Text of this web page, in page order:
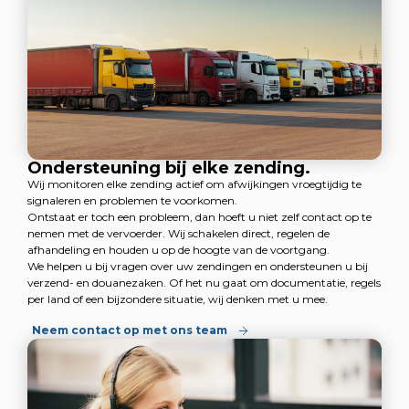
Ondersteuning bij elke zending.
Wij monitoren elke zending actief om afwijkingen vroegtijdig te
signaleren en problemen te voorkomen.
Ontstaat er toch een probleem, dan hoeft u niet zelf contact op te
nemen met de vervoerder. Wij schakelen direct, regelen de
afhandeling en houden u op de hoogte van de voortgang.
We helpen u bij vragen over uw zendingen en ondersteunen u bij
verzend- en douanezaken. Of het nu gaat om documentatie, regels
per land of een bijzondere situatie, wij denken met u mee.
Neem contact op met ons team